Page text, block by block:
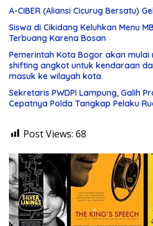
A-CIBER (Aliansi Cicurug Bersatu)
Siswa di Cikidang Keluhkan Menu
Terbuang Karena Bosan
Pemerintah Kota Bogor akan
shifting angkot untuk kendaraan
masuk ke wilayah kota.
Sekretaris PWDPI Lampung, Galih
Cepatnya Polda Tangkap Pelaku
Post Views: 68